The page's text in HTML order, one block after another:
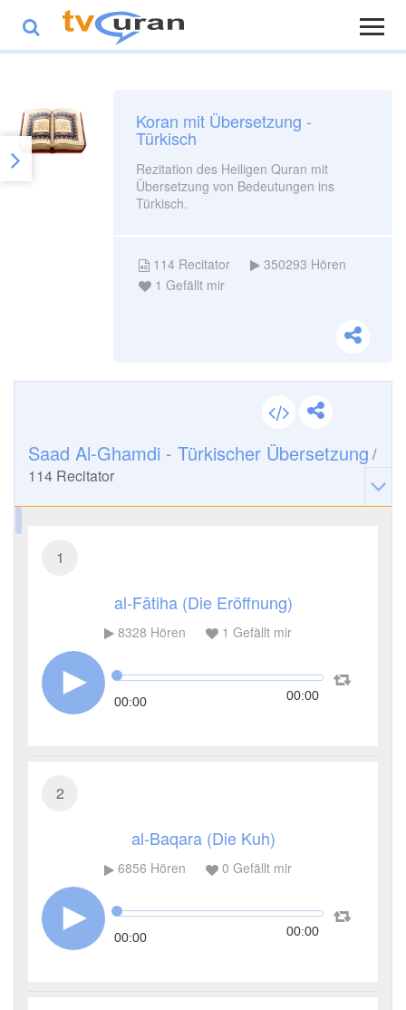
Koran mit Übersetzung -
Türkisch
Rezitation des Heiligen Quran mit
Übersetzung von Bedeutungen ins
Türkisch.
114 Recitator 350293 Hören
1 Gefällt mir
Saad Al-Ghamdi - Türkischer Übersetzung /
114 Recitator
1
al-Fātiha (Die Eröffnung)
8328 Hören 1 Gefällt mir
00:00 00:00
2
al-Baqara (Die Kuh)
6856 Hören 0 Gefällt mir
00:00 00:00